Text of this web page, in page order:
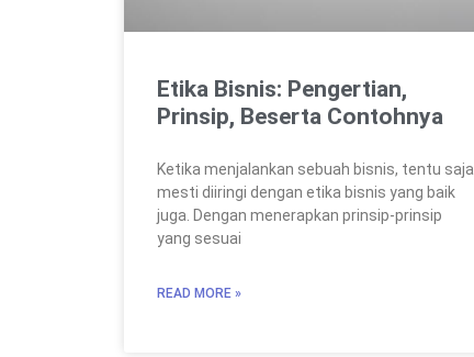
Etika Bisnis: Pengertian,
Prinsip, Beserta Contohnya
Ketika menjalankan sebuah bisnis, tentu saja
mesti diiringi dengan etika bisnis yang baik
juga. Dengan menerapkan prinsip-prinsip
yang sesuai
READ MORE »